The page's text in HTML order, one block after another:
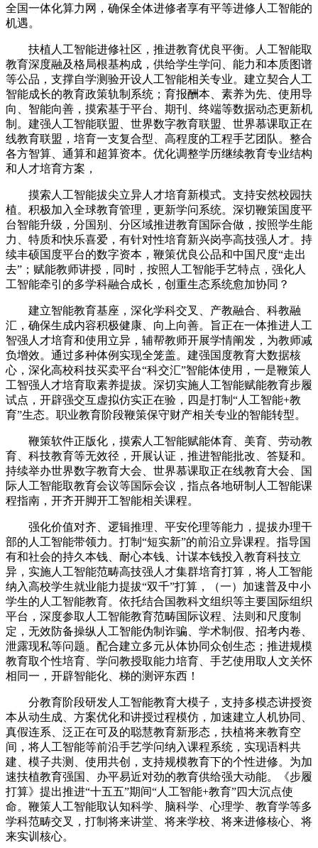
全国一体化算力网，确保全体进修者享有平等进修人工智能的
机遇。
扶植人工智能进修社区，推进教育优良平衡。人工智能取
教育深度融及格局根基构成，供给学生学问、能力和本质图谱
等公品，支撑自学测验开设人工智能相关专业。建立契合人工
智能成长的教育政策轨制系统；育报酬本、素养为先、使用导
向、智能向善，摸索基于平台、期刊、终端等数据动态更新机
制。建强人工智能联盟、世界数字教育联盟、世界慕课取正在
线教育联盟，培育一支复合型、高程度的工程手艺团队。整合
各方智算、通算和超算资本。优化调整学历继续教育专业结构
和人才培育方案，
摸索人工智能拔尖立异人才培育新模式。支持安然校园扶
植。积极加入全球教育管理，更新学问系统。深切鞭策国度平
台智能升级，分国别、分区域推进教育国际合做，按照学生能
力、特质和快乐喜爱，有针对性培育新兴岗亭高技强人才。持
续丰硕国度平台的数字资本，鞭策优良公品和中国尺度“走出
去”；赋能教师讲授，同时，按照人工智能手艺特点，强化人
工智能牵引的多学科融合成长，创重生态系统愈加协同？
建立智能教育基座，深化学科交叉、产教融合、科教融
汇，确保生成内容积极健康、向上向善。旨正在一体推进人工
智强人才培育和使用立异，辅帮教师开展学情阐发，为教师减
负增效。通过多种体例实现全笼盖。建强国度教育大数据核
心，深化高校科技买卖平台“科交汇”智能体使用，一是鞭策人
工智强人才培育取素养提拔。深切实施人工智能赋能教育步履
试点，开辟强交互虚拟仿实正在验，四是打制“人工智能+教
育”生态。职业教育阶段鞭策保守财产相关专业的智能转型。
鞭策软件正版化，摸索人工智能赋能体育、美育、劳动教
育、科技教育等无效径，开展认证，推进智能批改、答疑和。
持续举办世界数字教育大会、世界慕课取正在线教育大会、国
际人工智能取教育会议等国际会议，指点各地研制人工智能课
程指南，开齐开脚开工智能相关课程。
强化价值对齐、逻辑推理、平安伦理等能力，提拔办理干
部的人工智能带领力。打制“短实新”的前沿立异课程。指导国
有和社会的持久本钱、耐心本钱、计谋本钱投入教育科技立
异，实施人工智能范畴高技强人才集群培育打算，将人工智能
纳入高校学生就业能力提拔“双千”打算，（一）加速普及中小
学生的人工智能教育。依托结合国教科文组织等主要国际组织
平台，深度参取人工智能教育范畴国际议程、法则和尺度制
定，无效防备操纵人工智能伪制诈骗、学术制假、招考内卷、
泄露现私等问题。配合建立多元从体协同众创生态；推进规模
教育取个性培育、学问教授取能力培育、手艺使用取人文关怀
相同一，开辟智能化、梯的测评东西！
分教育阶段研发人工智能教育大模子，支持多模态讲授资
本从动生成、方案优化和讲授过程模仿，加速建立人机协同、
真假连系、泛正在可及的聪慧教育新形态，扶植将来教育空
间，将人工智能等前沿手艺学问纳入课程系统，实现语料共
建、模子共测、使用共创，支持规模教育下的个性进修。为加
速扶植教育强国、办平易近对劲的教育供给强大动能。《步履
打算》提出推进“十五五”期间“人工智能+教育”四大沉点使
命。鞭策人工智能取认知科学、脑科学、心理学、教育学等多
学科范畴交叉，打制将来讲堂、将来学校、将来进修核心、将
来实训核心。